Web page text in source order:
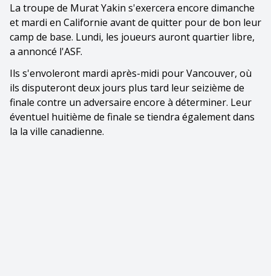
La troupe de Murat Yakin s'exercera encore dimanche
et mardi en Californie avant de quitter pour de bon leur
camp de base. Lundi, les joueurs auront quartier libre,
a annoncé l'ASF.
Ils s'envoleront mardi après-midi pour Vancouver, où
ils disputeront deux jours plus tard leur seizième de
finale contre un adversaire encore à déterminer. Leur
éventuel huitième de finale se tiendra également dans
la la ville canadienne.